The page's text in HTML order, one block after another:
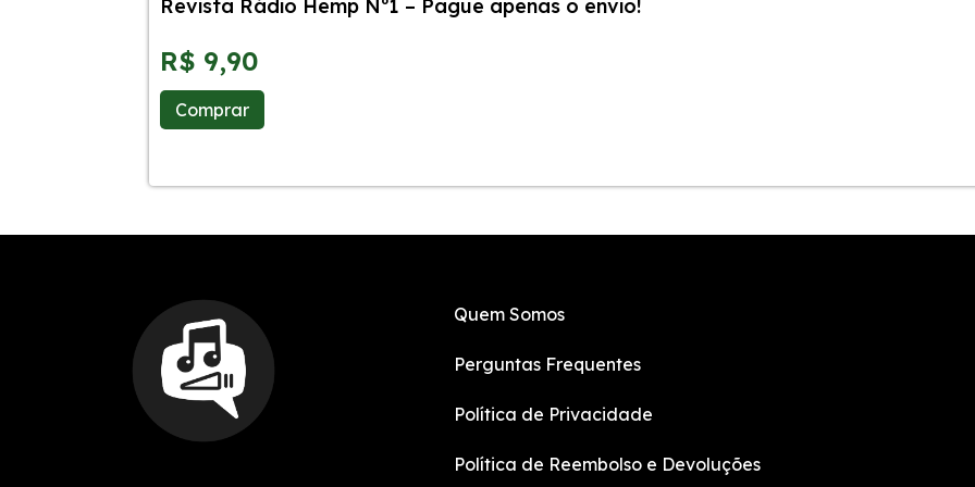
Revista Rádio Hemp Nº1 – Pague apenas o envio!
R$ 9,90
Comprar
Quem Somos
Perguntas Frequentes
Política de Privacidade
Política de Reembolso e Devoluções